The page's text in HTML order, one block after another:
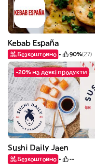
Kebab España
Безкоштовно 90%(27)
-20% на деякі продукти
Sushi Daily Jaen
Безкоштовно --